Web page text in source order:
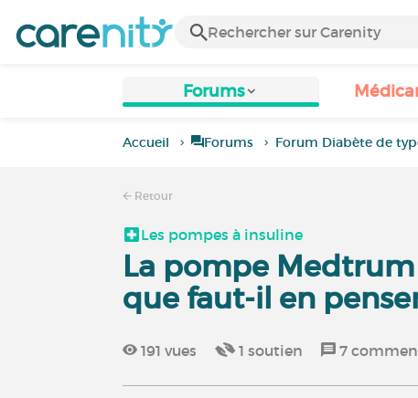
Forums
Accueil Forums Forum Diabète de
Retour
Les pompes à insuline
La pompe
que faut-il en
191 vues 1 soutien 7